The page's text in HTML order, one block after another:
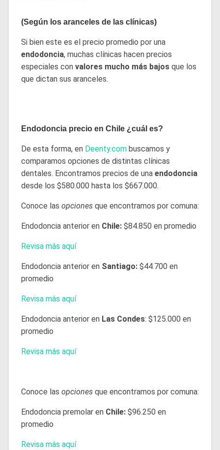
(Según los aranceles de las clínicas)
Si bien este es el precio promedio por una
endodoncia, muchas clínicas hacen precios
especiales con valores mucho más bajosque los
que dictan sus aranceles.
Endodoncia precio en Chile ¿cuál es?
De esta forma, en Deenty.combuscamos y
comparamos opciones de distintas clínicas
dentales. Encontramos precios de una endodoncia
desde los $580.000 hasta los $667.000.
Conoce las opcionesque encontramos por comuna:
Endodoncia anterior en Chile:$84.850 en promedio
Revisa más aquí
Endodoncia anterior en Santiago:$44.700 en
promedio
Revisa más aquí
Endodoncia anterior en Las Condes: $125.000 en
promedio
Revisa más aquí
Conoce las opcionesque encontramos por comuna:
Endodoncia premolar en Chile:$96.250 en
promedio
Revisa más aquí